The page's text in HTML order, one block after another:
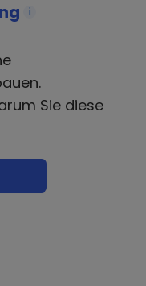
i
Sie diese